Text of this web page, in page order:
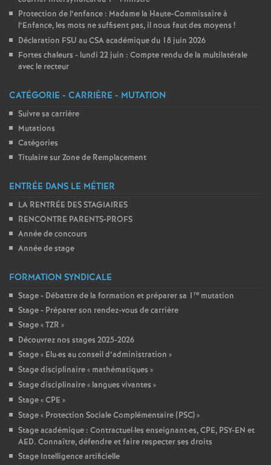
Protection de l’enfance : Madame la Haute-Commissaire à
l’Enfance, les mots ne suffisent pas, il nous faut des moyens !
Déclaration FSU au CSA académique du 18 juin 2026
Fortes chaleurs - lundi 22 juin : Compte rendu de la multilatérale
avec le recteur
CATÉGORIE - CARRIÈRE - MUTATION
Suivre sa carrière
Mutations
Catégories
Titulaire sur Zone de Remplacement
ENTRÉE DANS LE MÉTIER
LA RENTRÉE DES STAGIAIRES
RENCONTRE PARENTS-PROFS
Année de concours
Année de stage
FORMATION SYNDICALE
Stage - Débattre de la formation et préparer sa 1 re mutation
Stage - Préparer son rendez-vous de carrière
Stage «TZR »
Découvrez nos stages 2025-2026
Stage « Elu·es au conseil d’administration »
Stage disciplinaire « mathématiques »
Stage disciplinaire « langues vivantes »
Stage «CPE »
Stage « Protection Sociale Complémentaire (PSC)»
Stage académique : Contractuel·les enseignant·es, CPE, PSY-EN et
AED. Connaître, défendre et faire respecter ses droits
Stage Intelligence artificielle